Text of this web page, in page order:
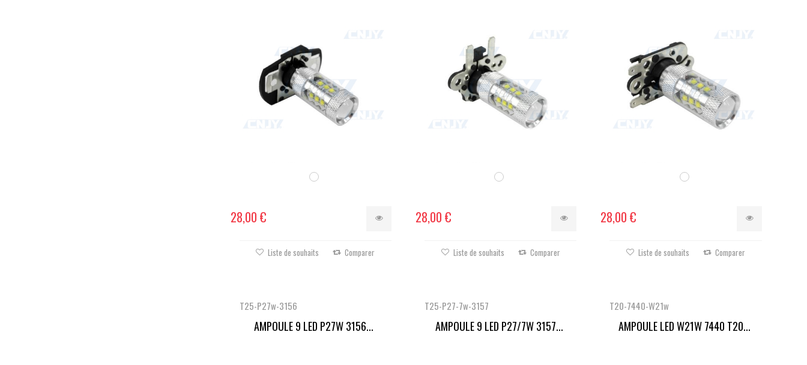
28,00 €
Liste de souhaits Comparer
28,00 €
Liste de souhaits Comparer
28,00 €
Liste de souhaits Comparer
T25-P27w-3156
AMPOULE 9 LED P27W 3156...
T25-P27-7w-3157
AMPOULE 9 LED P27/7W 3157...
T20-7440-W21w
AMPOULE LED W21W 7440 T20...